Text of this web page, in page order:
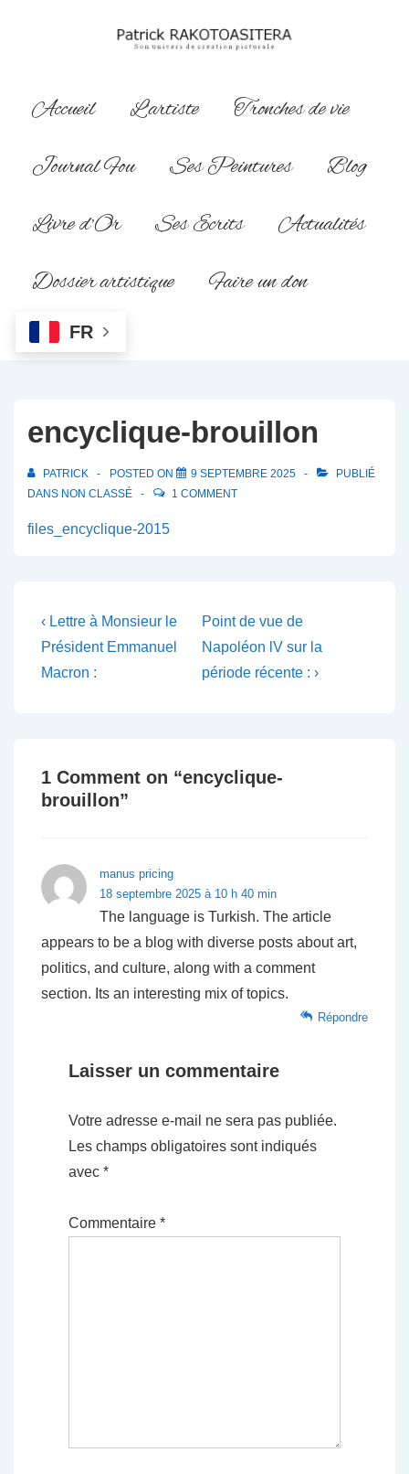
principal
Navigation
Accueil L’artiste
Tronches de vie
Journal Fou
Ses Peintures
Blog
Livre d’Or
Ses Ecrits
Actualités
Dossier artistique
Faire un don
FR
encyclique-brouillon
PATRICK POSTED ON 9 SEPTEMBRE 2025
PUBLIÉ
DANS NON CLASSÉ 1 COMMENT
files_encyclique-2015
Navigation
de
l’article
Previous
Post
is
‹ Lettre à Monsieur le
Président Emmanuel
Macron :
Next
Post
is
Point de vue de
Napoléon lV sur la
période récente : ›
1 Comment on “encyclique-
brouillon”
manus pricing
18 septembre 2025 à 10 h 40 min
The language is Turkish. The article
appears to be a blog with diverse posts about art,
politics, and culture, along with a comment
section. Its an interesting mix of topics.
Répondre
Laisser un commentaire
Votre adresse e-mail ne sera pas publiée.
Les champs obligatoires sont indiqués
avec *
Commentaire *